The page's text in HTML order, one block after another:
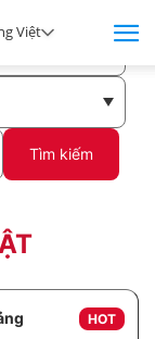
Việt
Tìm kiếm
HOT